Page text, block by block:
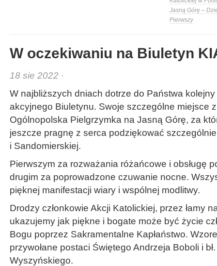
Jasną Górę –
Pierwszy
W oczekiwaniu na Biuletyn
18 sie 2022 ·
W najbliższych dniach dotrze do Państwa
akcyjnego Biuletynu. Swoje szczególne miejsce
Ogólnopolska Pielgrzymka na Jasną Górę, za
jeszcze pragnę z serca podziękować
i Sandomierskiej.
Pierwszym za rozważania różańcowe i obsługę
drugim za poprowadzone czuwanie nocne.
pięknej manifestacji wiary i wspólnej modlitwy.
Drodzy członkowie Akcji Katolickiej, przez łamy
ukazujemy jak piękne i bogate może być życie
Bogu poprzez Sakramentalne Kapłaństwo.
przywołane postaci Świętego Andrzeja Boboli i
Wyszyńskiego.